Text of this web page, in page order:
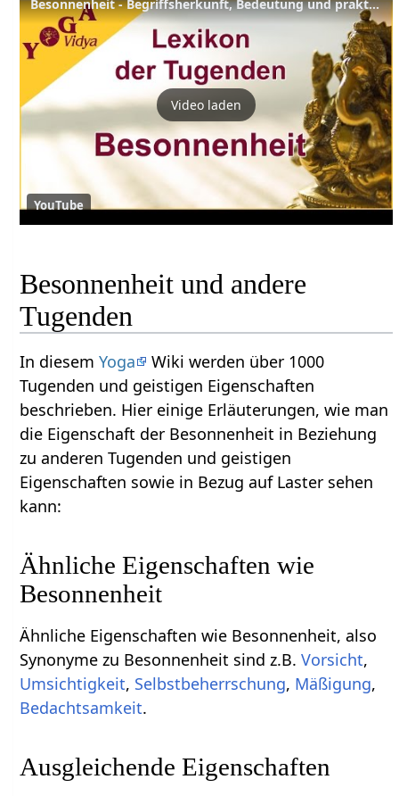
Besonnenheit - Begriffsherkunft, Bedeutung und praktische Tipps
Video laden
YouTube
Besonnenheit und andere
Tugenden
In diesemYoga
Wiki werden über 1000
Tugenden und geistigen Eigenschaften
beschrieben. Hier einige Erläuterungen, wie man
die Eigenschaft der Besonnenheit in Beziehung
zu anderen Tugenden und geistigen
Eigenschaften sowie in Bezug auf Laster sehen
kann:
Ähnliche Eigenschaften wie
Besonnenheit
Ähnliche Eigenschaften wie Besonnenheit, also
Synonyme zu Besonnenheit sind z.B.Vorsicht,
Umsichtigkeit, Selbstbeherrschung, Mäßigung,
Bedachtsamkeit.
Ausgleichende Eigenschaften